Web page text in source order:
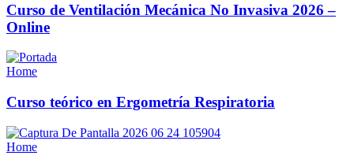
Curso de Ventilación Mecánica No Invasiva 2026 –
Online
Home
Curso teórico en Ergometría Respiratoria
Home